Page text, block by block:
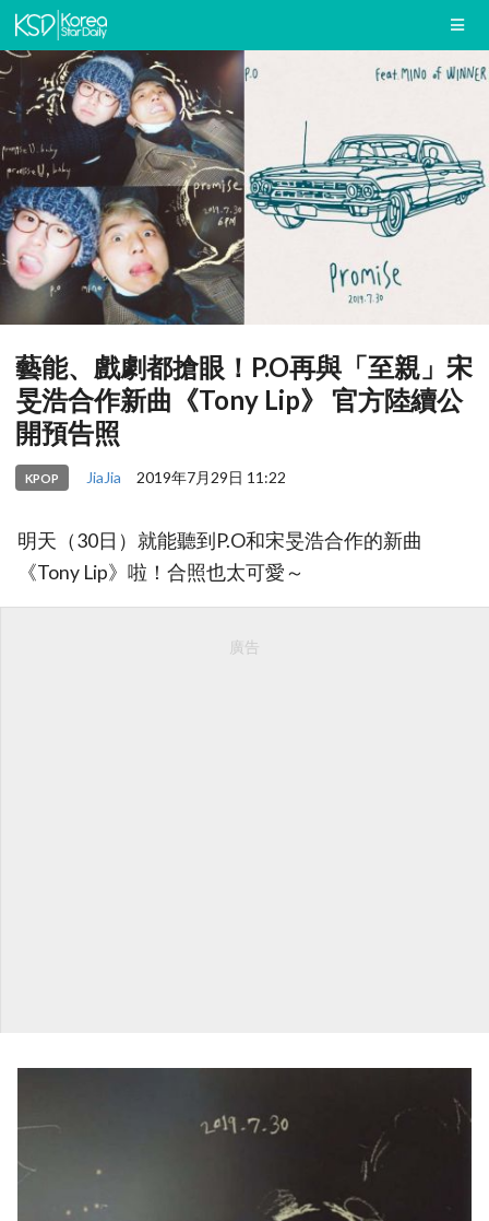
藝能、戲劇都搶眼！P.O再與「至親」宋
旻浩合作新曲《Tony Lip》 官方陸續公
開預告照
KPOP JiaJia 2019年7月29日 11:22
明天（30日）就能聽到P.O和宋旻浩合作的新曲
《Tony Lip》啦！合照也太可愛～
廣告